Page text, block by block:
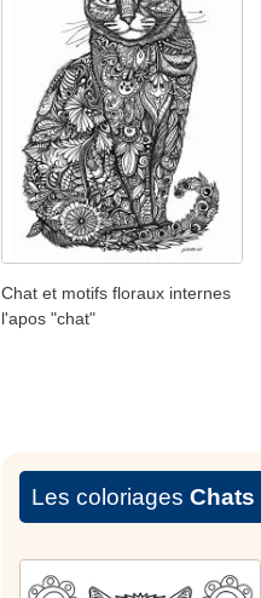
Chat et motifs floraux internes
l'apos "chat"
Les coloriages Chats